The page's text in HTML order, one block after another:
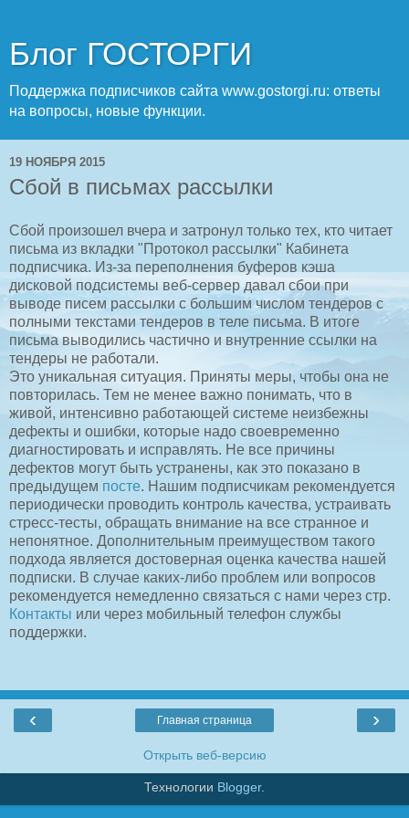
Блог ГОСТОРГИ
Поддержка подписчиков сайта www.gostorgi.ru: ответы
на вопросы, новые функции.
19 НОЯБРЯ 2015
Сбой в письмах рассылки
Сбой произошел вчера и затронул только тех, кто читает
письма из вкладки "Протокол рассылки" Кабинета
подписчика. Из-за переполнения буферов кэша
дисковой подсистемы веб-сервер давал сбои при
выводе писем рассылки с большим числом тендеров с
полными текстами тендеров в теле письма. В итоге
письма выводились частично и внутренние ссылки на
тендеры не работали.
Это уникальная ситуация. Приняты меры, чтобы она не
повторилась. Тем не менее важно понимать, что в
живой, интенсивно работающей системе неизбежны
дефекты и ошибки, которые надо своевременно
диагностировать и исправлять. Не все причины
дефектов могут быть устранены, как это показано в
предыдущем посте. Нашим подписчикам рекомендуется
периодически проводить контроль качества, устраивать
стресс-тесты, обращать внимание на все странное и
непонятное. Дополнительным преимуществом такого
подхода является достоверная оценка качества нашей
подписки. В случае каких-либо проблем или вопросов
рекомендуется немедленно связаться с нами через стр.
Контакты или через мобильный телефон службы
поддержки.
‹ ›
Главная страница
Открыть веб-версию
Технологии Blogger.